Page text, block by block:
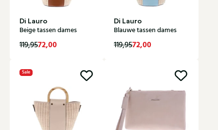
Di Lauro
Beige tassen dames
119,9572,00
Di Lauro
Blauwe tassen dames
119,9572,00
Sale